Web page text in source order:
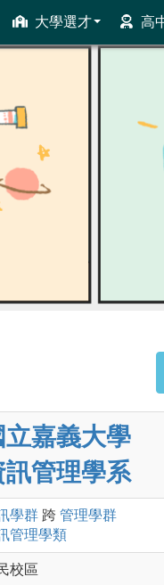
大學選才 高
輔助系統
立嘉義大學
訊管理學系
學群 跨 管理學群
管理學類
校區